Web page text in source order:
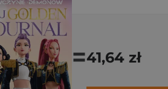
=41,64 zł